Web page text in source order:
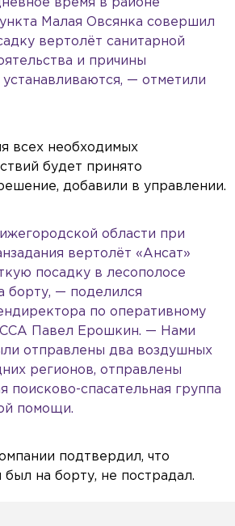
время в районе
Малая Овсянка совершил
вертолёт санитарной
и причины
— отметили
всех необходимых
будет принято
добавили в управлении.
области при
вертолёт «Ансат»
посадку в лесополосе
борту, — поделился
по оперативному
Павел Ерошкин. — Нами
отправлены два воздушных
регионов, отправлены
поисково-спасательная группа
помощи.
подтвердил, что
на борту, не пострадал.